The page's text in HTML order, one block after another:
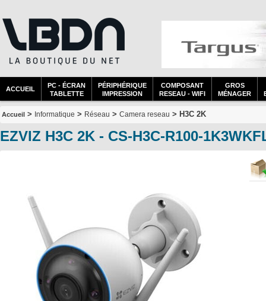
ACCUEIL
PC - ÉCRAN
TABLETTE
PÉRIPHÉRIQUE
IMPRESSION
COMPOSANT
RESEAU - WIFI
GROS
MÉNAGER
Accueil > Informatique > Réseau > Camera reseau > H3C 2K
EZVIZ H3C 2K - CS-H3C-R100-